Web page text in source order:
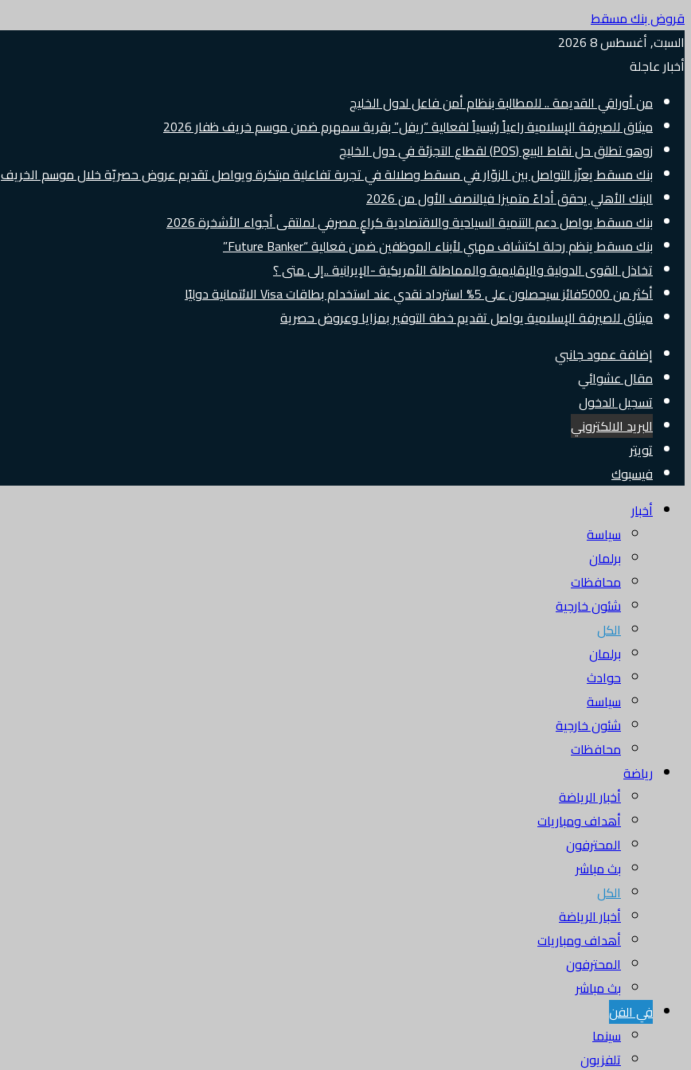
قروض بنك مسقط
السبت, أغسطس 8 2026
أخبار عاجلة
من أوراقي القديمة .. للمطالبة بنظام أمن فاعل لدول الخليج
ميثاق للصيرفة الإسلامية راعياً رئيسياً لفعالية “ريفل” بقرية سمهرم ضمن موسم خريف ظفار 2026
زوهو تطلق حل نقاط البيع (POS) لقطاع التجزئة في دول الخليج
بنك مسقط يعزّز التواصل بين الزوّار في مسقط وصلالة في تجربة تفاعلية مبتكرة ويواصل تقديم عروض حصريّة خلال موسم الخريف
البنك الأهلي يحقق أداءً متميزا فيالنصف الأول من 2026
بنك مسقط يواصل دعم التنمية السياحية والاقتصادية كراعٍ مصرفي لملتقى أجواء الأشخرة 2026
بنك مسقط ينظم رحلة اكتشاف مهني لأبناء الموظفين ضمن فعالية “Future Banker”
تخاذل القوى الدولية والإقليمية والمماطلة الأمريكية -الإيرانية ..إلى متى ؟
أكثر من 5000فائز سيحصلون على 5% استرداد نقدي عند استخدام بطاقات Visa الائتمانية دوليًا
ميثاق للصيرفة الإسلامية يواصل تقديم خطة التوفير بمزايا وعروض حصرية
إضافة عمود جانبي
مقال عشوائي
تسجيل الدخول
البريد الالكتروني
تويتر
فيسبوك
أخبار
سياسة
برلمان
محافظات
شئون خارجية
الكل
برلمان
حوادث
سياسة
شئون خارجية
محافظات
رياضة
أخبار الرياضة
أهداف ومباريات
المحترفون
بث مباشر
الكل
أخبار الرياضة
أهداف ومباريات
المحترفون
بث مباشر
في الفن
سينما
تلفزيون